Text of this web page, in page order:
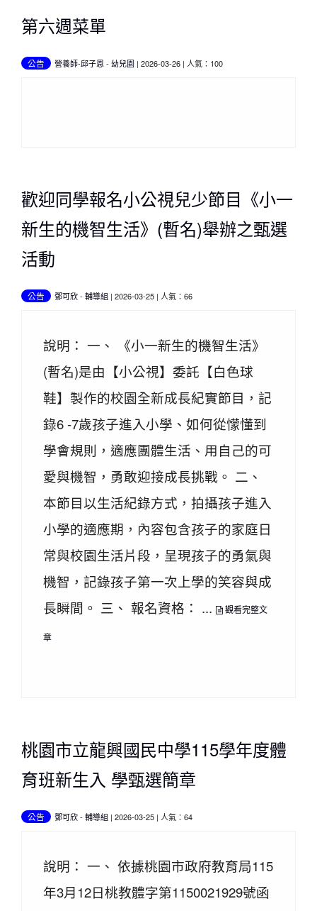
第六週菜單
公告 營養師-邱子恩 - 幼兒園 | 2026-03-26 | 人氣：100
歡迎同學報名小公視兒少節目《小一
新生的機智生活》(暫名)舉辦之甄選
活動
公告 鄧可欣- 輔導組 | 2026-03-25 | 人氣：66
說明： 一、 《小一新生的機智生活》
(暫名)是由【小公視】委託【白色球
鞋】製作的校園全新成長紀實節目，記
錄6 -7歲孩子進入小學、如何從懞懂到
學會規則，適應團體生活、用自己的可
愛與機智，勇敢迎接成長挑戰。 二、
本節目以生活紀錄方式，拍攝孩子進入
小學的適應期，內容包含孩子的家庭日
常與校園生活片段，呈現孩子的勇氣與
機智，記錄孩子第一次上學的笑容與成
長瞬間。 三、 報名資格： ...
觀看完整文
章
桃園市立龍興國民中學115學年度體
育班新生入 學甄選簡章
公告 鄧可欣- 輔導組 | 2026-03-25 | 人氣：64
說明： 一、 依據桃園市政府教育局115
年3月12日桃教體字第1150021929號函